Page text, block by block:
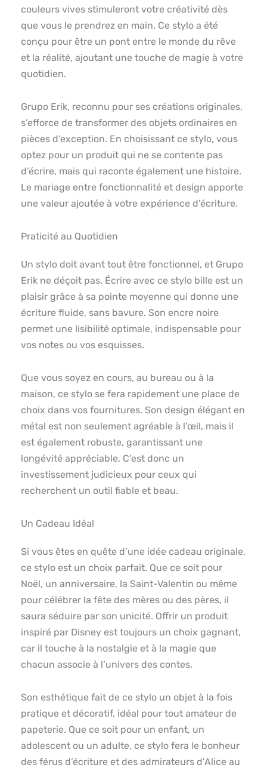
couleurs vives stimuleront votre créativité dès
que vous le prendrez en main. Ce stylo a été
conçu pour être un pont entre le monde du rêve
et la réalité, ajoutant une touche de magie à votre
quotidien.
Grupo Erik, reconnu pour ses créations originales,
s’efforce de transformer des objets ordinaires en
pièces d’exception. En choisissant ce stylo, vous
optez pour un produit qui ne se contente pas
d’écrire, mais qui raconte également une histoire.
Le mariage entre fonctionnalité et design apporte
une valeur ajoutée à votre expérience d’écriture.
Praticité au Quotidien
Un stylo doit avant tout être fonctionnel, et Grupo
Erik ne déçoit pas. Écrire avec ce stylo bille est un
plaisir grâce à sa pointe moyenne qui donne une
écriture fluide, sans bavure. Son encre noire
permet une lisibilité optimale, indispensable pour
vos notes ou vos esquisses.
Que vous soyez en cours, au bureau ou à la
maison, ce stylo se fera rapidement une place de
choix dans vos fournitures. Son design élégant en
métal est non seulement agréable à l’œil, mais il
est également robuste, garantissant une
longévité appréciable. C’est donc un
investissement judicieux pour ceux qui
recherchent un outil fiable et beau.
Un Cadeau Idéal
Si vous êtes en quête d’une idée cadeau originale,
ce stylo est un choix parfait. Que ce soit pour
Noël, un anniversaire, la Saint-Valentin ou même
pour célébrer la fête des mères ou des pères, il
saura séduire par son unicité. Offrir un produit
inspiré par Disney est toujours un choix gagnant,
car il touche à la nostalgie et à la magie que
chacun associe à l’univers des contes.
Son esthétique fait de ce stylo un objet à la fois
pratique et décoratif, idéal pour tout amateur de
papeterie. Que ce soit pour un enfant, un
adolescent ou un adulte, ce stylo fera le bonheur
des férus d’écriture et des admirateurs d’Alice au